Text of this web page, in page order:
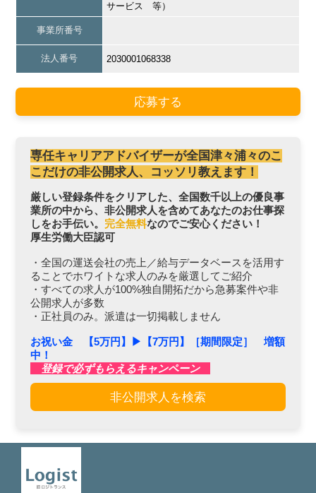
サービス 等）
事業所番号
法人番号 2030001068338
応募する
専任キャリアアドバイザーが全国津々浦々のこ
こだけの非公開求人、コッソリ教えます！
厳しい登録条件をクリアした、全国数千以上の優良事
業所の中から、非公開求人を含めてあなたのお仕事探
しをお手伝い。 完全無料なのでご安心ください！
厚生労働大臣認可
・全国の運送会社の売上／給与データベースを活用す
ることでホワイトな求人のみを厳選してご紹介
・すべての求人が100%独自開拓だから急募案件や非
公開求人が多数
・正社員のみ。派遣は一切掲載しません
お祝い金 【5万円】▶︎【7万円】［期間限定］ 増額
中！
登録で必ずもらえるキャンペーン
非公開求人を検索